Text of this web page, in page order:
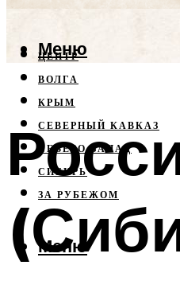
ЦЕНТР
ВОЛГА
КРЫМ
СЕВЕРНЫЙ КАВКАЗ
СЕВЕРО-ЗАПАД
СИБИРЬ
ЗА РУБЕЖОМ
Меню
Меню